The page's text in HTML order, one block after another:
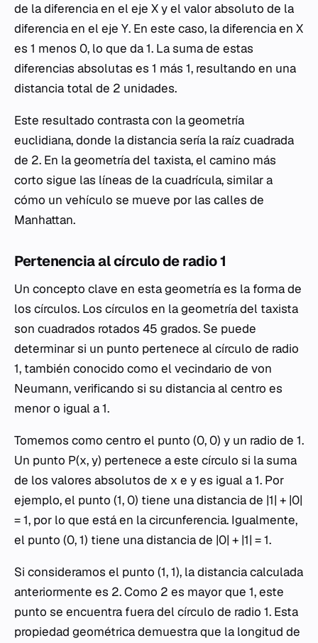
de la diferencia en el eje X y el valor absoluto de la
diferencia en el eje Y. En este caso, la diferencia en X
es 1 menos 0, lo que da 1. La suma de estas
diferencias absolutas es 1 más 1, resultando en una
distancia total de 2 unidades.
Este resultado contrasta con la geometría
euclidiana, donde la distancia sería la raíz cuadrada
de 2. En la geometría del taxista, el camino más
corto sigue las líneas de la cuadrícula, similar a
cómo un vehículo se mueve por las calles de
Manhattan.
Pertenencia al círculo de radio 1
Un concepto clave en esta geometría es la forma de
los círculos. Los círculos en la geometría del taxista
son cuadrados rotados 45 grados. Se puede
determinar si un punto pertenece al círculo de radio
1, también conocido como el vecindario de von
Neumann, verificando si su distancia al centro es
menor o igual a 1.
Tomemos como centro el punto (0, 0) y un radio de 1.
Un punto P(x, y) pertenece a este círculo si la suma
de los valores absolutos de x e y es igual a 1. Por
ejemplo, el punto (1, 0) tiene una distancia de |1| + |0|
= 1, por lo que está en la circunferencia. Igualmente,
el punto (0, 1) tiene una distancia de |0| + |1| = 1.
Si consideramos el punto (1, 1), la distancia calculada
anteriormente es 2. Como 2 es mayor que 1, este
punto se encuentra fuera del círculo de radio 1. Esta
propiedad geométrica demuestra que la longitud de